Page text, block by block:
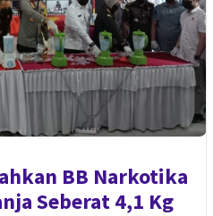
BB Narkotika
Seberat 4,1 Kg